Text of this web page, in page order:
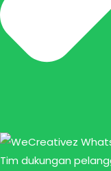
Tim dukungan